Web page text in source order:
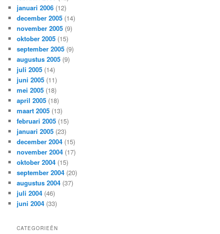
januari 2006 (12)
december 2005 (14)
november 2005 (9)
oktober 2005 (15)
september 2005 (9)
augustus 2005 (9)
juli 2005 (14)
juni 2005 (11)
mei 2005 (18)
april 2005 (18)
maart 2005 (13)
februari 2005 (15)
januari 2005 (23)
december 2004 (15)
november 2004 (17)
oktober 2004 (15)
september 2004 (20)
augustus 2004 (37)
juli 2004 (46)
juni 2004 (33)
CATEGORIEËN